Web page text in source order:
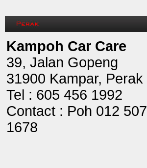
Kampoh Car Care
39, Jalan Gopeng
31900 Kampar, Perak
Tel : 605 456 1992
Contact : Poh 012 507
1678